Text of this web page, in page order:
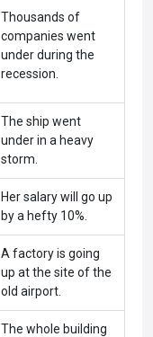
Thousands of
companies went
under during the
recession.
The ship went
under in a heavy
storm.
Her salary will go up
by a hefty 10%.
A factory is going
up at the site of the
old airport.
The whole building